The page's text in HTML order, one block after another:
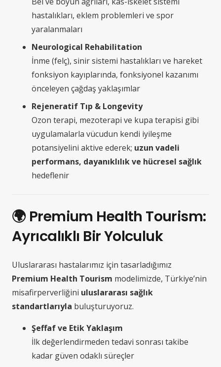
hastalıkları, eklem problemleri ve spor
yaralanmaları
Neurological Rehabilitation
İnme (felç), sinir sistemi hastalıkları ve hareket
fonksiyon kayıplarında, fonksiyonel kazanımı
önceleyen çağdaş yaklaşımlar
Rejeneratif Tıp & Longevity
Ozon terapi, mezoterapi ve kupa terapisi gibi
uygulamalarla vücudun kendi iyileşme
potansiyelini aktive ederek; uzun vadeli
performans, dayanıklılık ve hücresel sağlık
hedeflenir
🌍 Premium Health Tourism:
Ayrıcalıklı Bir Yolculuk
Uluslararası hastalarımız için tasarladığımız
Premium Health Tourism modelimizde, Türkiye’nin
misafirperverliğini uluslararası sağlık
standartlarıyla buluşturuyoruz.
Şeffaf ve Etik Yaklaşım
İlk değerlendirmeden tedavi sonrası takibe
kadar güven odaklı süreçler